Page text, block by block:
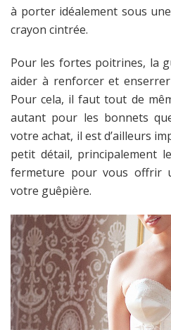
à porter idéalement sous
crayon cintrée.
Pour les fortes poitrines, la
aider à renforcer et
Pour cela, il faut tout de
autant pour les bonnets
votre achat, il est d’ailleurs
petit détail, principalement
fermeture pour vous offrir
votre guêpière.